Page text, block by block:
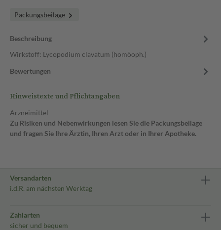
Packungsbeilage
Beschreibung
Wirkstoff: Lycopodium clavatum (homöoph.)
Bewertungen
Hinweistexte und Pflichtangaben
Arzneimittel
Zu Risiken und Nebenwirkungen lesen Sie die Packungsbeilage
und fragen Sie Ihre Ärztin, Ihren Arzt oder in Ihrer Apotheke.
Versandarten
i.d.R. am nächsten Werktag
Zahlarten
sicher und bequem